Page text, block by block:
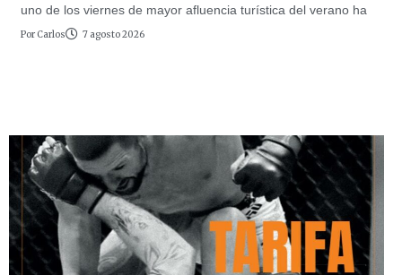
uno de los viernes de mayor afluencia turística del verano ha
Por Carlos 7 agosto 2026